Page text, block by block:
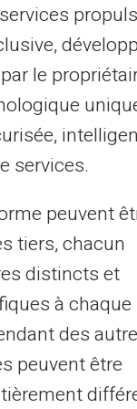
même si
est
touriste
carte de
le
services.
peuvent
tiers, chacun
distincts et
à chaque
des
peuvent être